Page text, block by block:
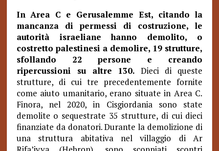
In Area C e Gerusalemme Est, citando la
mancanza di permessi di costruzione, le
autorità israeliane hanno demolito, o
costretto palestinesi a demolire, 19 strutture,
sfollando 22 persone e creando
ripercussioni su altre 130. Dieci di queste
strutture, di cui tre precedentemente fornite
come aiuto umanitario, erano situate in Area C.
Finora, nel 2020, in Cisgiordania sono state
demolite o sequestrate 35 strutture, di cui dieci
finanziate da donatori. Durante la demolizione di
una struttura abitativa nel villaggio di Ar